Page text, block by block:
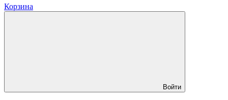
Корзина
Войти